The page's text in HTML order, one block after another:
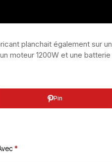
planchait également sur un
moteur 1200W et une batterie
Pin
*